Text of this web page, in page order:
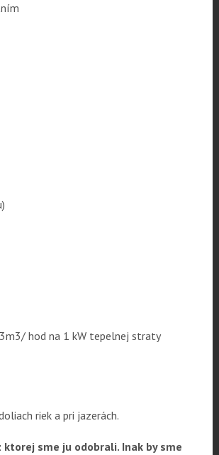
hod na 1 kW tepelnej straty
riek a pri jazerách.
sme ju odobrali. Inak by sme